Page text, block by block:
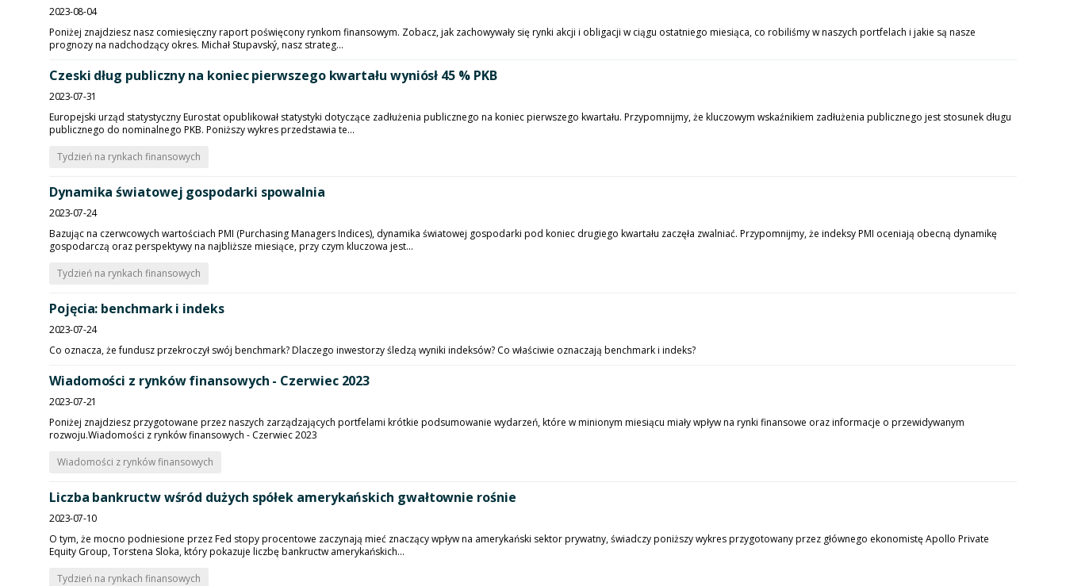
2023-08-04
Poniżej znajdziesz nasz comiesięczny raport poświęcony rynkom finansowym. Zobacz, jak zachowywały się rynki akcji i obligacji w ciągu ostatniego miesiąca, co robiliśmy w naszych portfelach i jakie są nasze
prognozy na nadchodzący okres. Michał Stupavský, nasz strateg...
Czeski dług publiczny na koniec pierwszego kwartału wyniósł 45 % PKB
2023-07-31
Europejski urząd statystyczny Eurostat opublikował statystyki dotyczące zadłużenia publicznego na koniec pierwszego kwartału. Przypomnijmy, że kluczowym wskaźnikiem zadłużenia publicznego jest stosunek długu
publicznego do nominalnego PKB. Poniższy wykres przedstawia te...
Tydzień na rynkach finansowych
Dynamika światowej gospodarki spowalnia
2023-07-24
Bazując na czerwcowych wartościach PMI (Purchasing Managers Indices), dynamika światowej gospodarki pod koniec drugiego kwartału zaczęła zwalniać. Przypomnijmy, że indeksy PMI oceniają obecną dynamikę
gospodarczą oraz perspektywy na najbliższe miesiące, przy czym kluczowa jest...
Tydzień na rynkach finansowych
Pojęcia: benchmark i indeks
2023-07-24
Co oznacza, że fundusz przekroczył swój benchmark? Dlaczego inwestorzy śledzą wyniki indeksów? Co właściwie oznaczają benchmark i indeks?
Wiadomości z rynków finansowych - Czerwiec 2023
2023-07-21
Poniżej znajdziesz przygotowane przez naszych zarządzających portfelami krótkie podsumowanie wydarzeń, które w minionym miesiącu miały wpływ na rynki finansowe oraz informacje o przewidywanym
rozwoju.Wiadomości z rynków finansowych - Czerwiec 2023
Wiadomości z rynków finansowych
Liczba bankructw wśród dużych spółek amerykańskich gwałtownie rośnie
2023-07-10
O tym, że mocno podniesione przez Fed stopy procentowe zaczynają mieć znaczący wpływ na amerykański sektor prywatny, świadczy poniższy wykres przygotowany przez głównego ekonomistę Apollo Private
Equity Group, Torstena Sloka, który pokazuje liczbę bankructw amerykańskich...
Tydzień na rynkach finansowych